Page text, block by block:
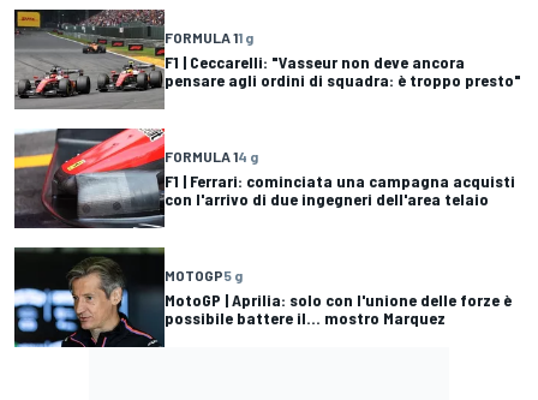
FORMULA 11 g
F1 | Ceccarelli: "Vasseur non deve ancora
pensare agli ordini di squadra: è troppo presto"
FORMULA 14 g
F1 | Ferrari: cominciata una campagna acquisti
con l'arrivo di due ingegneri dell'area telaio
MOTOGP5 g
MotoGP | Aprilia: solo con l'unione delle forze è
possibile battere il... mostro Marquez